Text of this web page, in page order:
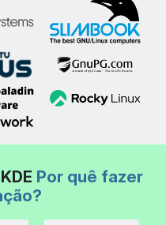
Por quê fazer